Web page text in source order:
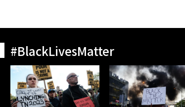
#BlackLivesMatter